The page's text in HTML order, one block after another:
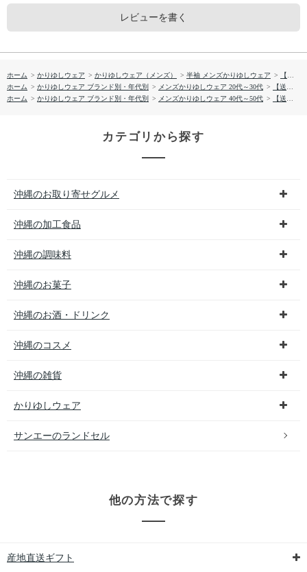
レビューを書く
ホーム > かりゆしウェア > かりゆしウェア（メンズ） > 半袖 メンズかりゆしウェア >
【送料無料】オキナワセーリング柄かりゆしウェアFEM12013H
ホーム > かりゆしウェア ブランド別・年代別 > メンズかりゆしウェア 20代～30代 >
【送料無料】オキナワセーリング柄かりゆしウェアFEM12013H
ホーム > かりゆしウェア ブランド別・年代別 > メンズかりゆしウェア 40代～50代 > 【送料無料】オキナワセーリング柄かりゆしウェアFEM12013H
カテゴリから探す
沖縄のお取り寄せグルメ
沖縄の加工食品
沖縄の調味料
沖縄のお菓子
沖縄のお酒・ドリンク
沖縄のコスメ
沖縄の雑貨
かりゆしウェア
サンエーのランドセル
他の方法で探す
産地直送ギフト